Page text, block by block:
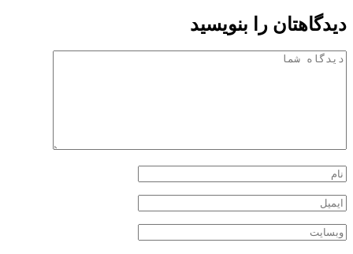
دیدگاهتان را بنویسید